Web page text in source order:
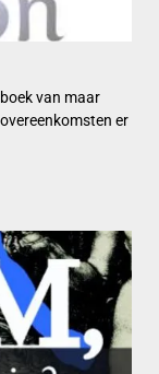
van maar
er